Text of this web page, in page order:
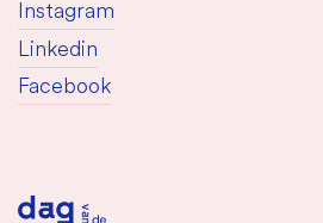
Instagram
Linkedin
Facebook